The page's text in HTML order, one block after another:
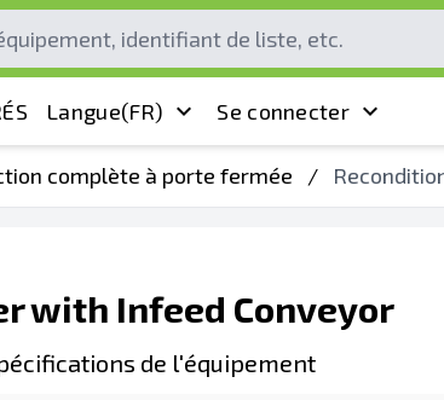
Langue(FR) Se connecter
complète à porte fermée /
with Infeed Conveyor
de l'équipement